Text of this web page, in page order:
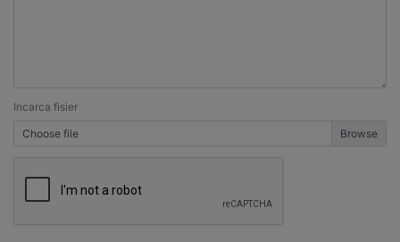
Incarca fisier
Choose file